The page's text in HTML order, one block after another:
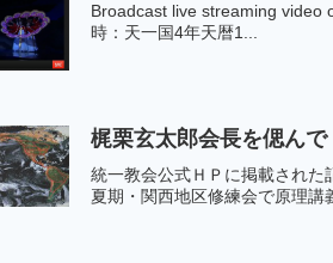
Broadcast live streaming video
時：天一国4年天暦1...
梶栗玄太郎会長を偲ん
統一教会公式ＨＰに掲載され
夏期・関西地区修練会で原理